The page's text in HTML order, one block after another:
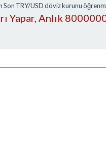
Son TRY/USD döviz kurunu
Yapar, Anlık